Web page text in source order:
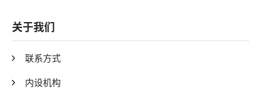
关于我们
联系方式
内设机构